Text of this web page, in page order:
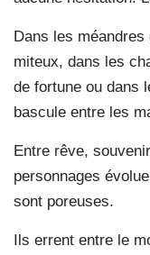
Dans les méandres
miteux, dans les
de fortune ou dans
bascule entre les
Entre rêve,
personnages
sont poreuses.
Ils errent entre le